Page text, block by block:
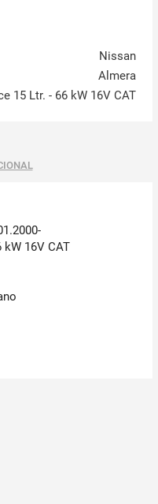
Nissan
Almera
15 Ltr. - 66 kW 16V CAT
16V CAT